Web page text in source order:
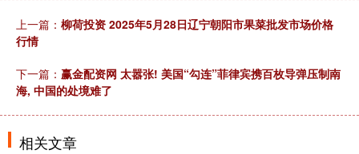
上一篇： 柳荷投资 2025年5月28日辽宁朝阳市果菜批发市场价格
行情
下一篇： 赢金配资网 太嚣张! 美国“勾连”菲律宾携百枚导弹压制南
海, 中国的处境难了
相关文章